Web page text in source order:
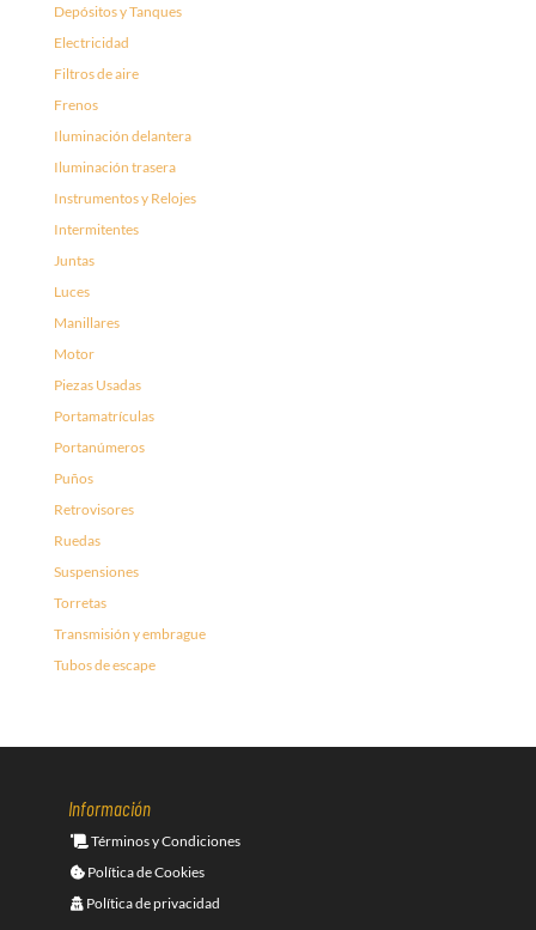
Depósitos y Tanques
Electricidad
Filtros de aire
Frenos
Iluminación delantera
Iluminación trasera
Instrumentos y Relojes
Intermitentes
Juntas
Luces
Manillares
Motor
Piezas Usadas
Portamatrículas
Portanúmeros
Puños
Retrovisores
Ruedas
Suspensiones
Torretas
Transmisión y embrague
Tubos de escape
Información
Términos y Condiciones
Política de Cookies
Política de privacidad